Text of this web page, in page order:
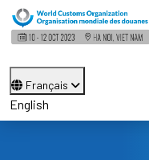
Français
English